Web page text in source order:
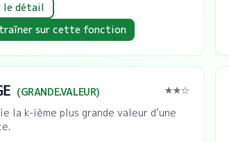
le détail
sur cette fonction
(GRANDE.VALEUR) ★★☆
la k-ième plus grande valeur d’une